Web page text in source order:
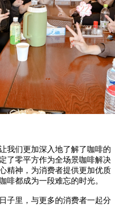
我们更加深入地了解了咖啡的
了零平方作为全场景咖啡解决
精神，为消费者提供更加优质
啡都成为一段难忘的时光。
子里，与更多的消费者一起分